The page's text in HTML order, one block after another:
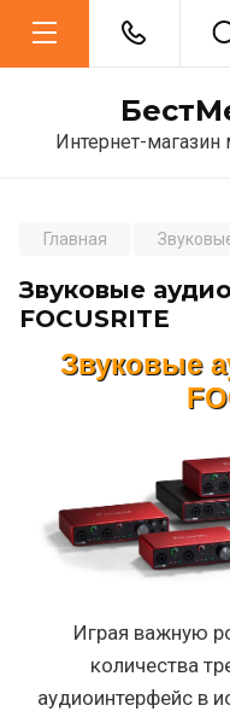
Интернет-
Главная
Звуковые
FOCUSRITE
Звуковые
Играя важную
количества
аудиоинтерфейс в